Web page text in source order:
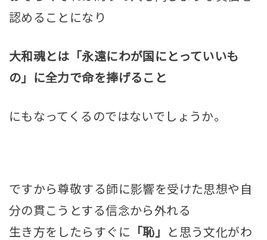
認めることになり
大和魂とは「 永遠にわが国にとっていいも
の 」に全力で命を捧げること
にもなってくるのではないでしょうか。
ですから尊敬する師に影響を受けた思想や自
分の貫こうとする信念から外れる
生き方をしたらすぐに 「恥」
と思う文化がわ